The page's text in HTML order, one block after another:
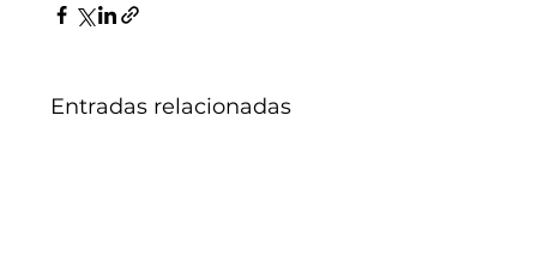
Entradas relacionadas